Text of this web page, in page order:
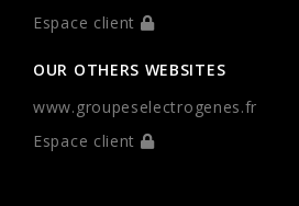
Espace client
OUR OTHERS WEBSITES
www.groupeselectrogenes.fr
Espace client